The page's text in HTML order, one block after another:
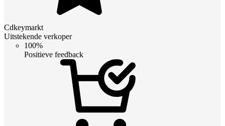
Cdkeymarkt
Uitstekende verkoper
100%
Positieve feedback